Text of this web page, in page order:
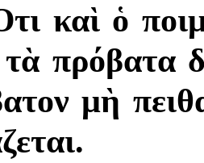
καὶ ὁ
πρόβατα
μὴ